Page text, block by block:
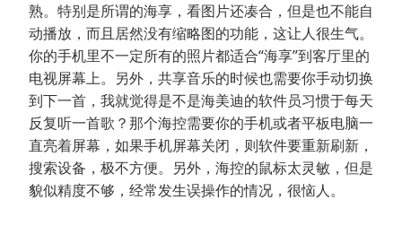
熟。特别是所谓的海享，看图片还凑合，但是也不能自
动播放，而且居然没有缩略图的功能，这让人很生气。
你的手机里不一定所有的照片都适合“海享”到客厅里的
电视屏幕上。另外，共享音乐的时候也需要你手动切换
到下一首，我就觉得是不是海美迪的软件员习惯于每天
反复听一首歌？那个海控需要你的手机或者平板电脑一
直亮着屏幕，如果手机屏幕关闭，则软件要重新刷新，
搜索设备，极不方便。另外，海控的鼠标太灵敏，但是
貌似精度不够，经常发生误操作的情况，很恼人。